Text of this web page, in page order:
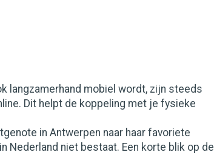
langzamerhand mobiel wordt, zijn steeds
Dit helpt de koppeling met je fysieke
in Antwerpen naar haar favoriete
Nederland niet bestaat. Een korte blik op de